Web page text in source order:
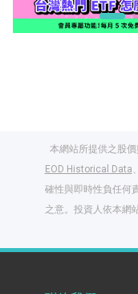
本網站所提供之股價
EOD Historical Data
確性與即時性負任何
之意。投資人依本網